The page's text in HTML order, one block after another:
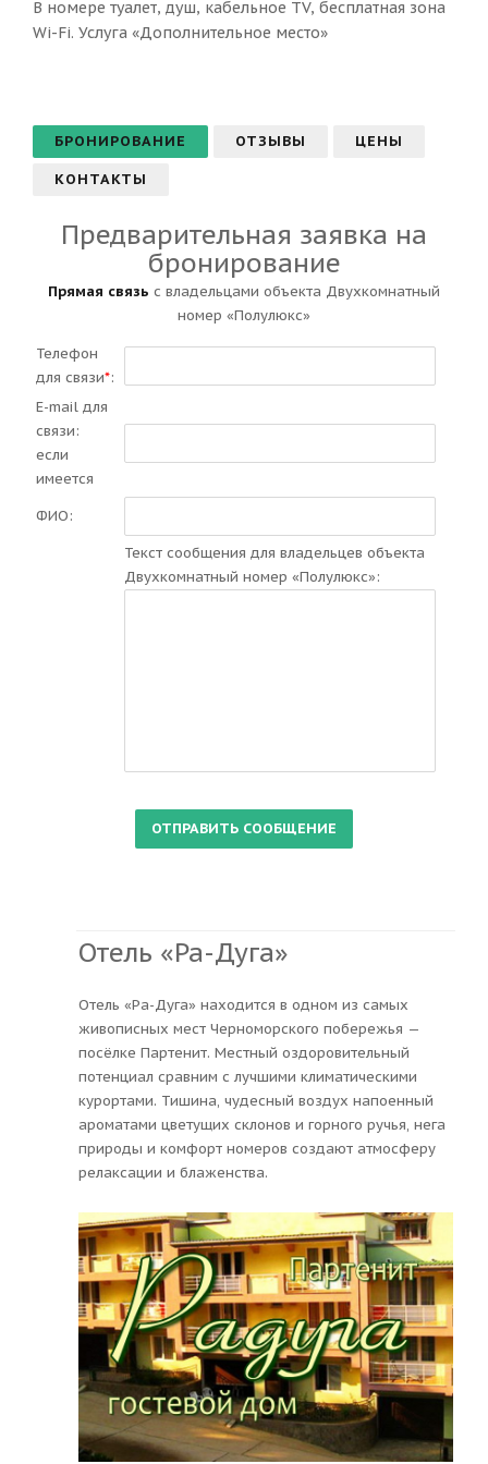
В номере туалет, душ, кабельное TV, бесплатная зона
Wi-Fi. Услуга «Дополнительное место»
БРОНИРОВАНИЕ ОТЗЫВЫ ЦЕНЫ
КОНТАКТЫ
Предварительная заявка на
бронирование
Прямая связь с владельцами объекта Двухкомнатный
номер «Полулюкс»
Телефон
для связи*:
E-mail для
связи:
если
имеется
ФИО:
Текст сообщения для владельцев объекта
Двухкомнатный номер «Полулюкс»:
Отель «Ра-Дуга»
Отель «Ра-Дуга» находится в одном из самых
живописных мест Черноморского побережья —
посёлке Партенит. Местный оздоровительный
потенциал сравним с лучшими климатическими
курортами. Тишина, чудесный воздух напоенный
ароматами цветущих склонов и горного ручья, нега
природы и комфорт номеров создают атмосферу
релаксации и блаженства.